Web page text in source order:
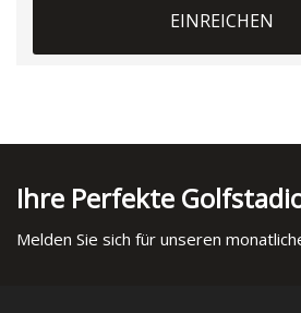
EINREICHEN
Ihre Perfekte
Melden Sie sich für unseren